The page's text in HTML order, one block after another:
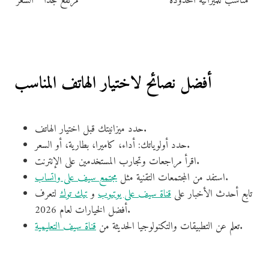
أفضل نصائح لاختيار الهاتف المناسب
حدد ميزانيتك قبل اختيار الهاتف.
حدد أولوياتك: أداء، كاميرا، بطارية، أو السعر.
اقرأ مراجعات وتجارب المستخدمين على الإنترنت.
استفد من المجتمعات التقنية مثل مجتمع سيف على واتساب
.
تابع أحدث الأخبار على قناة سيف على يوتيوب وتيك توك لتعرف
أفضل الخيارات لعام 2026.
تعلم عن التطبيقات والتكنولوجيا الحديثة من قناة سيف التعليمية .